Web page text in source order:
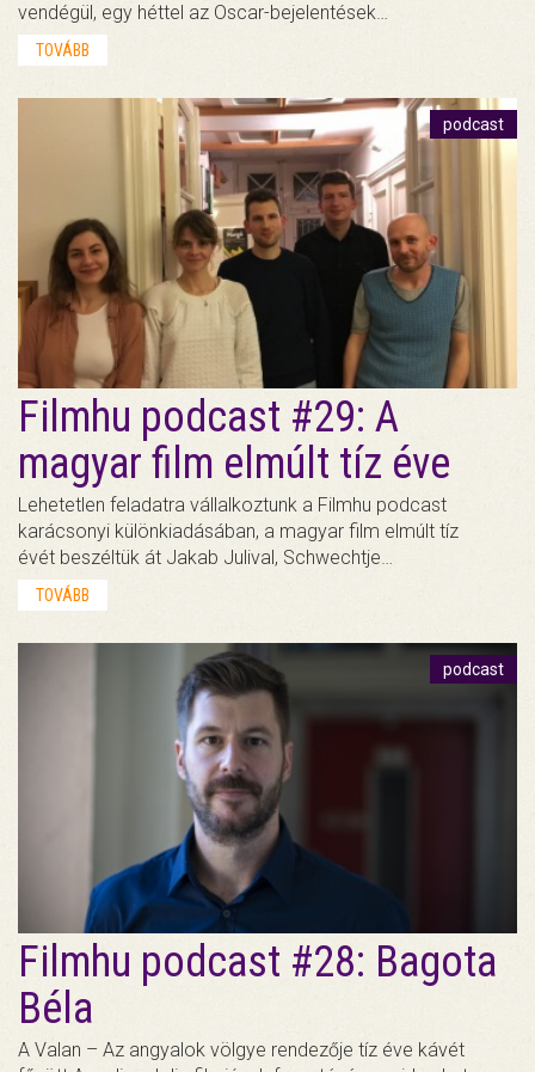
vendégül, egy héttel az Oscar-bejelentések…
TOVÁBB
podcast
Filmhu podcast #29: A
magyar film elmúlt tíz éve
Lehetetlen feladatra vállalkoztunk a Filmhu podcast
karácsonyi különkiadásában, a magyar film elmúlt tíz
évét beszéltük át Jakab Julival, Schwechtje…
TOVÁBB
podcast
Filmhu podcast #28: Bagota
Béla
A Valan – Az angyalok völgye rendezője tíz éve kávét